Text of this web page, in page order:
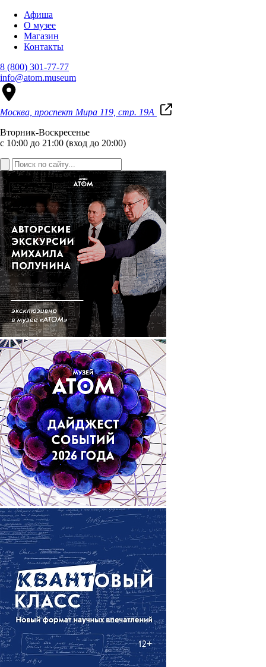
Афиша
О музее
Магазин
Контакты
8 (800) 301-77-77
info@atom.museum
Москва, проспект Мира 119, стр. 19А
Вторник-Воскресенье
с 10:00 до 21:00 (вход до 20:00)